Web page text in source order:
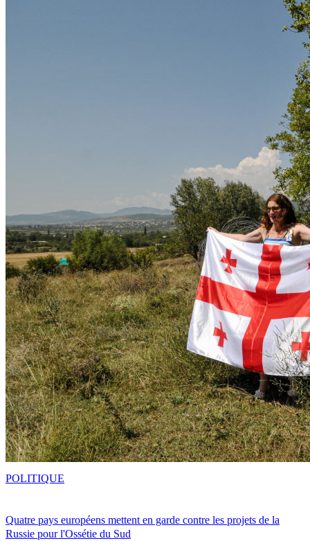
Quatre pays européens mettent en garde contre les projets de la
Russie pour l'Ossétie du Sud
POLITIQUE